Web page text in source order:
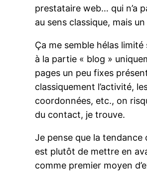
prestataire web… qui n’a
au sens classique, mais
Ça me semble hélas
à la partie « blog »
pages un peu fixes
classiquement l’activité,
coordonnées, etc., on
du contact, je trouve.
Je pense que la tendance
est plutôt de mettre en
comme premier moyen